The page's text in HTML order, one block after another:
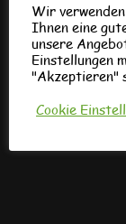
Wir
Ihnen eine
unsere
Einstellungen
"Akzeptieren"
Cookie